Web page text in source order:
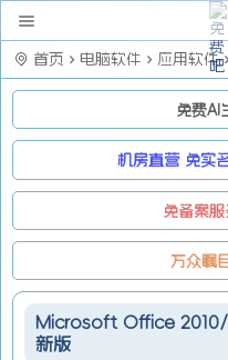
首页 电脑软件 应用软件
免费AI
机房直营 免实
免备案服
万众瞩
Microsoft Office 2010/
新版